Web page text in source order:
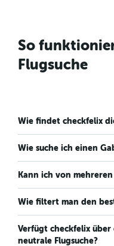
So
Flugsuche
Wie findet checkfelix
Wie suche ich einen
Kann ich von
Wie filtert man den
Verfügt checkfelix über
neutrale Flugsuche?